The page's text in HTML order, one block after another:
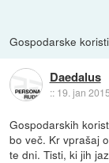
Gospodarske
Daedalus
:: 19. jan
Gospodarskih
bo več. Kr vprašaj
te dni. Tisti, ki jih